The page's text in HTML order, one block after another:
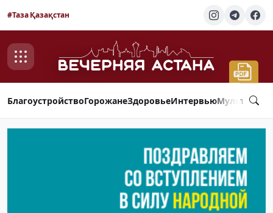
#Таза Қазақстан
БлагоустройствоГорожанеЗдоровьеИнтервью